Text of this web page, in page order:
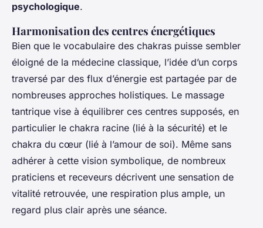
psychologique.
Harmonisation des centres énergétiques
Bien que le vocabulaire des chakras puisse sembler
éloigné de la médecine classique, l’idée d’un corps
traversé par des flux d’énergie est partagée par de
nombreuses approches holistiques. Le massage
tantrique vise à équilibrer ces centres supposés, en
particulier le chakra racine (lié à la sécurité) et le
chakra du cœur (lié à l’amour de soi). Même sans
adhérer à cette vision symbolique, de nombreux
praticiens et receveurs décrivent une sensation de
vitalité retrouvée, une respiration plus ample, un
regard plus clair après une séance.